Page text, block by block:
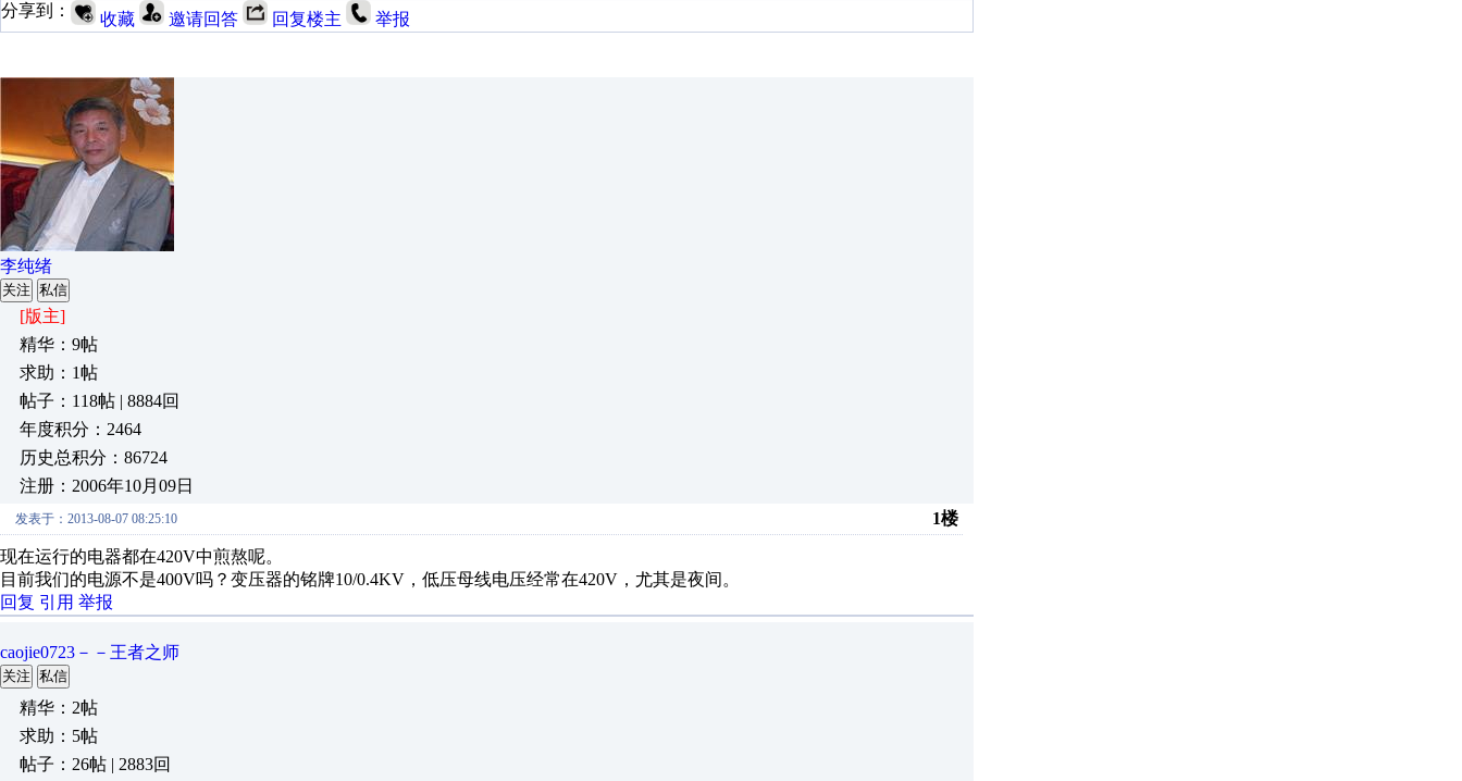
分享到：
收藏 邀请回答 回复楼主 举报
李纯绪
关注 私信
[版主]
精华：9帖
求助：1帖
帖子：118帖 | 8884回
年度积分：2464
历史总积分：86724
注册：2006年10月09日
发表于：2013-08-07 08:25:10 1楼
现在运行的电器都在420V中煎熬呢。
目前我们的电源不是400V吗？变压器的铭牌10/0.4KV，低压母线电压经常在420V，尤其是夜间。
回复 引用 举报
caojie0723－－王者之师
关注 私信
精华：2帖
求助：5帖
帖子：26帖 | 2883回